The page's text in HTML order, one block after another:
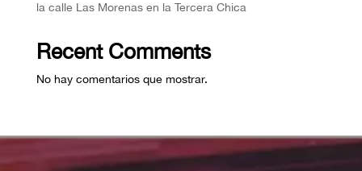
la calle Las Morenas en la Tercera Chica
Recent Comments
No hay comentarios que mostrar.